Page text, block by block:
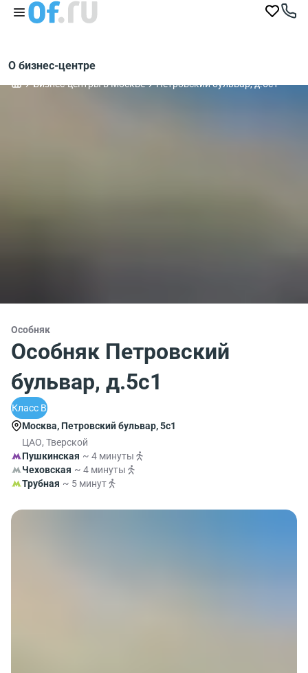
О бизнес-центре
Бизнес-центры в Москве Петровский бульвар, д.5с1
Особняк
Особняк Петровский
бульвар, д.5с1
Класс B
Москва, Петровский бульвар, 5с1
ЦАО, Тверской
Пушкинская ~ 4 минуты
Чеховская ~ 4 минуты
Трубная ~ 5 минут